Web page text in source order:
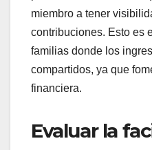
miembro a tener
contribuciones. Esto es
familias donde los
compartidos, ya que
financiera.
Evaluar la